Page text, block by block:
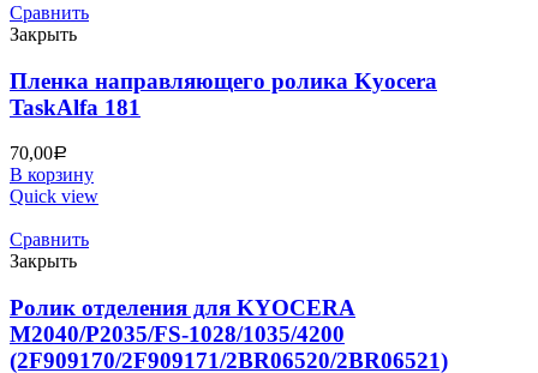
Сравнить
Закрыть
Пленка направляющего ролика Kyocera
TaskAlfa 181
70,00Р
В корзину
Quick view
Сравнить
Закрыть
Ролик отделения для KYOCERA
M2040/P2035/FS-1028/1035/4200
(2F909170/2F909171/2BR06520/2BR06521)